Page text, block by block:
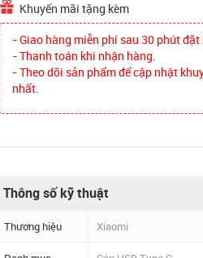
Khuyến mãi tặng kèm
- Giao hàng miễn phí sau 30 phút đặt
- Thanh toán khi nhận hàng.
- Theo dõi sản phẩm để cập nhật
nhất.
Thông số kỹ thuật
Thương hiệu Xiaomi